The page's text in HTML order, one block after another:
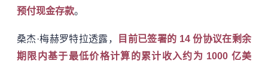
预付现金存款。
桑杰·梅赫罗特拉透露，
目前已签署的 14 份协议在剩余
期限内基于最低价格计算的累计收入约为 1000 亿美